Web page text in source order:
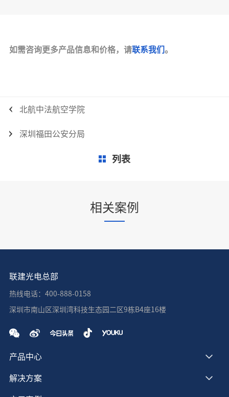
如需咨询更多产品信息和价格，请联系我们 。
北航中法航空学院
深圳福田公安分局
列表
相关案例
联建光电总部
热线电话：400-888-0158
深圳市南山区深圳湾科技生态园二区9栋B4座16楼
产品中心
解决方案